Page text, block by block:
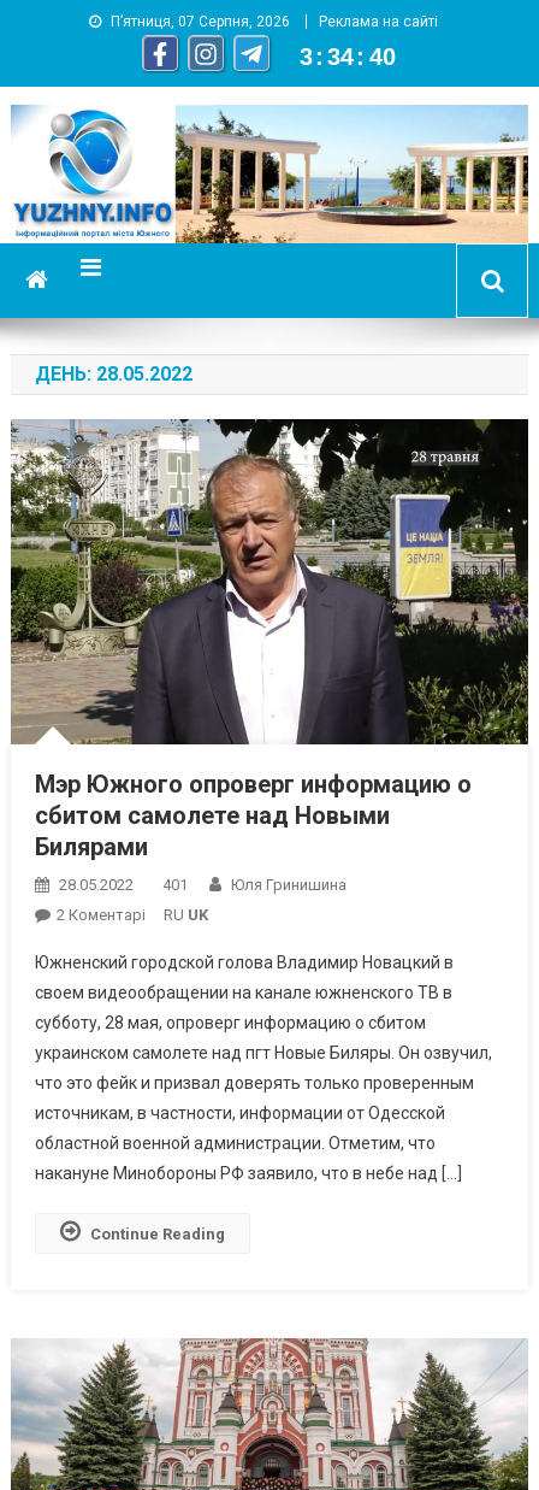
П’ятниця, 07 Серпня, 2026 Реклама на сайті
3 : 34 : 41
YUZHNY.INFO
информационный портал города Южный
ДЕНЬ: 28.05.2022
Мэр Южного опроверг информацию о
сбитом самолете над Новыми
Билярами
28.05.2022 401
Юля Гринишина
2 КоментаріДо
Южного
Опроверг
Информацию
О
Сбитом
Самолете
Новыми
RU UK
Южненский городской голова Владимир Новацкий в
своем видеообращении на канале южненского ТВ в
субботу, 28 мая, опроверг информацию о сбитом
украинском самолете над пгт Новые Биляры. Он озвучил,
что это фейк и призвал доверять только проверенным
источникам, в частности, информации от Одесской
областной военной администрации. Отметим, что
накануне Минобороны РФ заявило, что в небе над […]
Continue Reading